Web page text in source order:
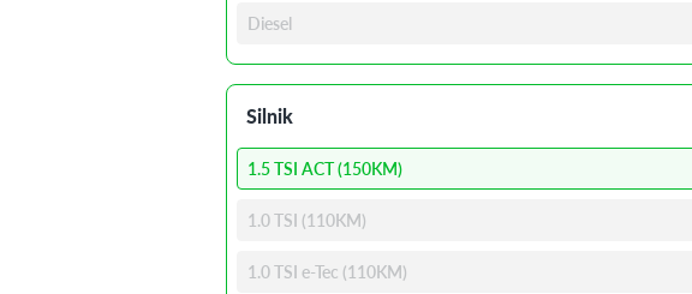
Diesel
Silnik
1.5 TSI ACT (150KM)
1.0 TSI (110KM)
1.0 TSI e-Tec (110KM)